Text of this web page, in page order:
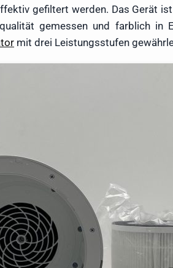
gefiltert werden. Das Gerät
gemessen und farblich in
mit drei Leistungsstufen